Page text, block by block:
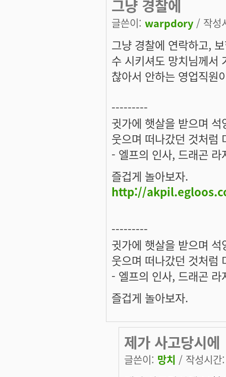
그냥 경찰에
글쓴이: warpdory / 작성
그냥 경찰에 연락하고,
수 시키셔도 망치님께서
찮아서 안하는 영업직원
---------
귓가에 햇살을 받으며
웃으며 떠나갔던 것처럼
- 엘프의 인사, 드래곤 라
즐겁게 놀아보자.
http://
---------
귓가에 햇살을 받으며
웃으며 떠나갔던 것처럼
- 엘프의 인사, 드래곤 라
즐겁게 놀아보자.
제가 사고당시에
글쓴이: 망치 / 작성시